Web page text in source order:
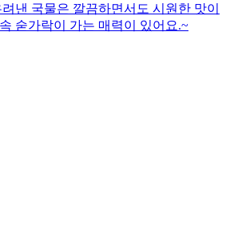
낸 국물은 깔끔하면서도 시원한 맛이
숟가락이 가는 매력이 있어요.~